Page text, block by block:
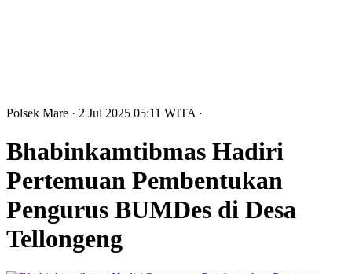
Polsek Mare · 2 Jul 2025 05:11 WITA ·
Bhabinkamtibmas Hadiri
Pertemuan Pembentukan
Pengurus BUMDes di Desa
Tellongeng